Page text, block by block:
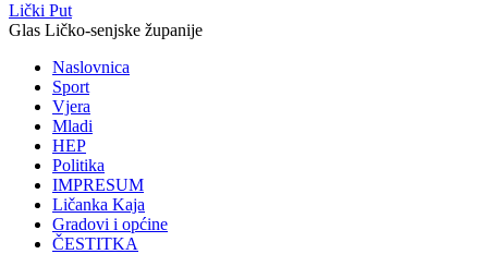
Lički Put
Glas Ličko-senjske županije
Naslovnica
Sport
Vjera
Mladi
HEP
Politika
IMPRESUM
Ličanka Kaja
Gradovi i općine
ČESTITKA